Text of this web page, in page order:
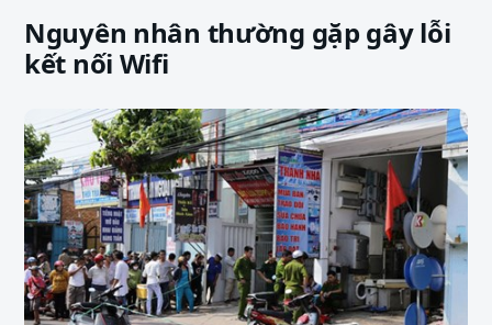
Nguyên nhân thường gặp gây lỗi
kết nối Wifi